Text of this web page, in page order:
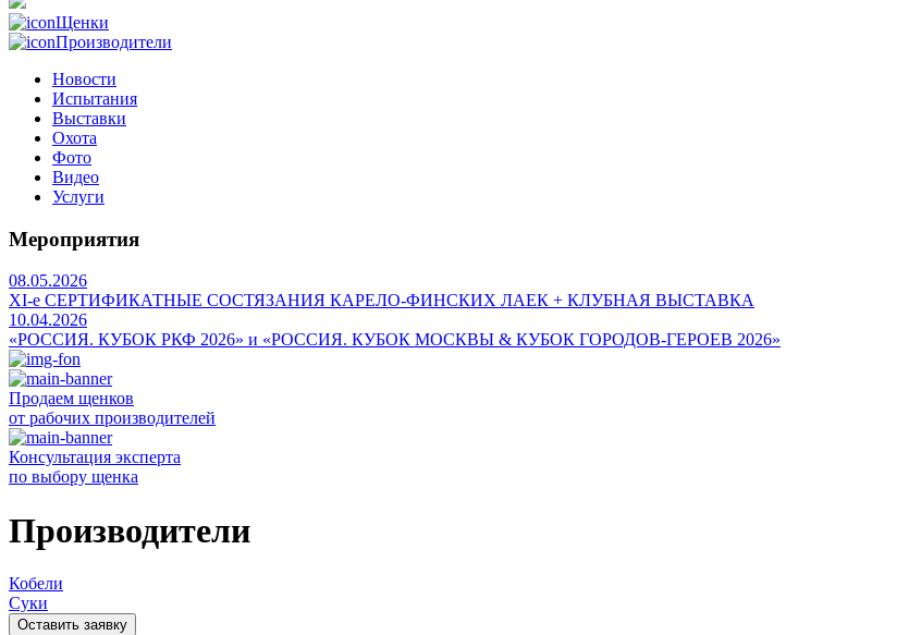
Щенки
Производители
Новости
Испытания
Выставки
Охота
Фото
Видео
Услуги
Мероприятия
08.05.2026
ХI-е СЕРТИФИКАТНЫЕ СОСТЯЗАНИЯ КАРЕЛО-ФИНСКИХ ЛАЕК + КЛУБНАЯ ВЫСТАВКА
10.04.2026
«РОССИЯ. КУБОК РКФ 2026» и «РОССИЯ. КУБОК МОСКВЫ & КУБОК ГОРОДОВ-ГЕРОЕВ 2026»
Продаем щенков
от рабочих производителей
Консультация эксперта
по выбору щенка
Производители
Кобели
Суки
Оставить заявку